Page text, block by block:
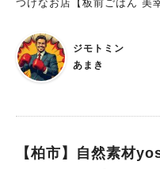
こだわりよう。 コーヒー好きな方には病みつきになるお店で
す。 カフェランチがお好きな方は、クライム珈琲さんで極上の
コーヒーとランチを堪能される
になりますが、 とても美味しいので意外とペロッといけます。
0分以上かかるそうです。 なので、事前に電話予約がおススメで
す。 ガッツリ食べたい人に大人気のお弁当屋さん！ 日本亭さ
んのお弁当はどれもボリューム
腹空いたなー、思いっきり食べ
つけなお店【板前ごはん 美幸
歩約17分。布施方面へ向かった場
遠いですが、足を運ぶ価値ありのお店で
が夜な夜な集う、隠れ家的な
気になっています。 和食で修行したマスターの料理が絶品なお
ジモトミン
あまき
【柏市】自然素材